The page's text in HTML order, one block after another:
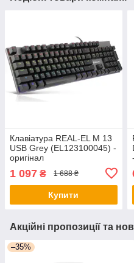
Клавіатура REAL-EL M 13
USB Grey (EL123100045) -
оригінал
1 097 ₴ 1 688 ₴
Купити
Акційні пропозиції та
–35%